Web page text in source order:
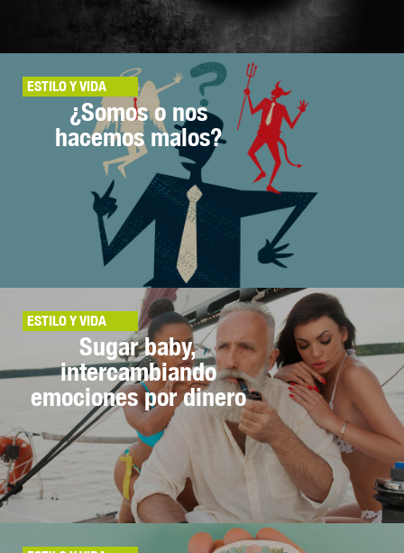
ESTILO Y VIDA
¿Somos o nos
hacemos malos?
ESTILO Y VIDA
Sugar baby,
intercambiando
emociones por dinero